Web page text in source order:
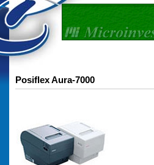
Posiflex Aura-7000